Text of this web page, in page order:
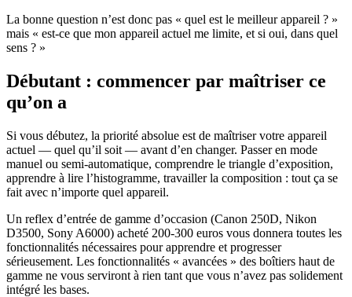
La bonne question n’est donc pas « quel est le meilleur appareil ? »
mais « est-ce que mon appareil actuel me limite, et si oui, dans quel
sens ? »
Débutant : commencer par maîtriser ce
qu’on a
Si vous débutez, la priorité absolue est de maîtriser votre appareil
actuel — quel qu’il soit — avant d’en changer. Passer en mode
manuel ou semi-automatique, comprendre le triangle d’exposition,
apprendre à lire l’histogramme, travailler la composition : tout ça se
fait avec n’importe quel appareil.
Un reflex d’entrée de gamme d’occasion (Canon 250D, Nikon
D3500, Sony A6000) acheté 200-300 euros vous donnera toutes les
fonctionnalités nécessaires pour apprendre et progresser
sérieusement. Les fonctionnalités « avancées » des boîtiers haut de
gamme ne vous serviront à rien tant que vous n’avez pas solidement
intégré les bases.